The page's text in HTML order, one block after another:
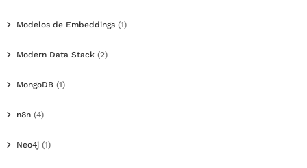
Modelos de Embeddings (1)
Modern Data Stack (2)
MongoDB (1)
n8n (4)
Neo4j (1)